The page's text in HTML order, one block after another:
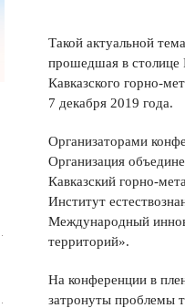
Такой актуальной
прошедшая в столице
Кавказского горно-
7 декабря 2019 года.
Организаторами
Организация
Кавказский горно-
Институт
Международный
территорий».
На конференции в
затронуты проблемы